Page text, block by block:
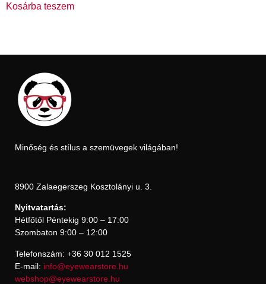
Kosárba teszem
Minőség és stílus a szemüvegek világában!
8900 Zalaegerszeg Kosztolányi u. 3.
Nyitvatartás:
Hétfőtől Péntekig 9:00 – 17:00
Szombaton 9:00 – 12:00
Telefonszám: +36 30 012 1525
E-mail: info@eyewearstore.hu
webshop@eyewearstore.hu